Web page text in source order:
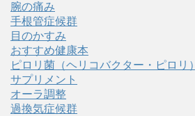
腕の痛み
手根管症候群
目のかすみ
おすすめ健康本
ピロリ菌（ヘリコバクター・ピロリ）
サプリメント
オーラ調整
過換気症候群